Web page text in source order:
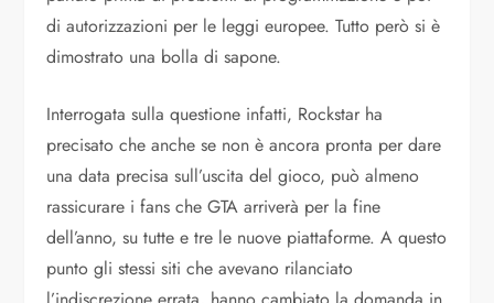
di autorizzazioni per le leggi europee. Tutto però si è
dimostrato una bolla di sapone.
Interrogata sulla questione infatti, Rockstar ha
precisato che anche se non è ancora pronta per dare
una data precisa sull’uscita del gioco, può almeno
rassicurare i fans che GTA arriverà per la fine
dell’anno, su tutte e tre le nuove piattaforme. A questo
punto gli stessi siti che avevano rilanciato